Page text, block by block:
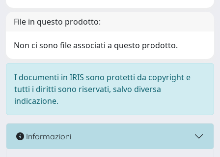
File in questo prodotto:
Non ci sono file associati a questo prodotto.
I documenti in IRIS sono protetti da copyright e
tutti i diritti sono riservati, salvo diversa
indicazione.
Informazioni